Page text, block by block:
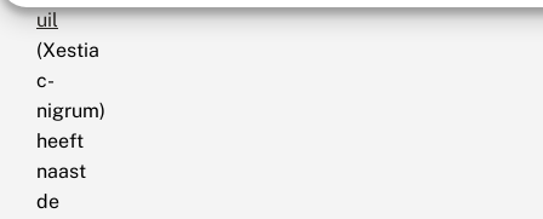
uil
(Xestia
c-
nigrum)
heeft
naast
de